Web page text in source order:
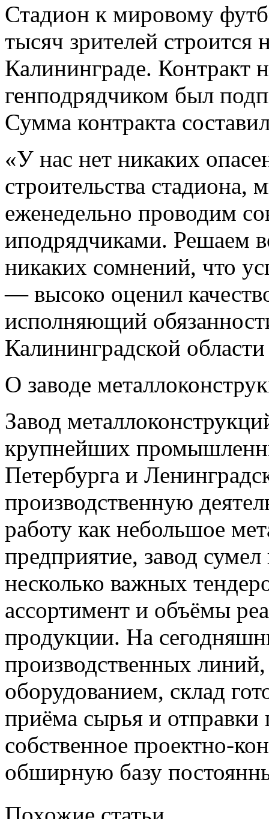
Стадион к мировому
тысяч зрителей строится
Калининграде. Контракт
генподрядчиком был
Сумма контракта
«У нас нет никаких
строительства
еженедельно проводим
иподрядчиками. Решаем
никаких сомнений, что
— высоко оценил
исполняющий
Калининградской
О заводе
Завод
крупнейших
Петербурга и
производственную
работу как небольшое
предприятие, завод
несколько важных
ассортимент и объёмы
продукции. На
производственных
оборудованием, склад
приёма сырья и отправки
собственное проектно-
обширную базу